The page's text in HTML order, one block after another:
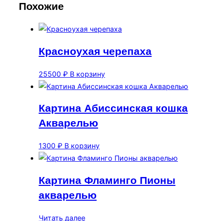
Похожие
Красноухая черепаха
25500 ₽ В корзину
Картина Абиссинская кошка
Акварелью
1300 ₽ В корзину
Картина Фламинго Пионы
акварелью
Читать далее